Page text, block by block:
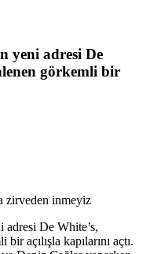
yeni adresi De
görkemli bir
adresi De White’s,
açılışla kapılarını açtı.